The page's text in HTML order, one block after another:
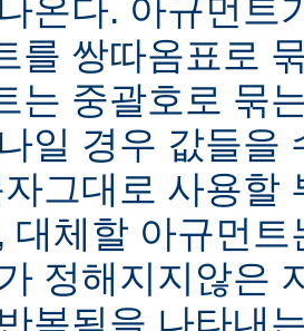
온다. 아규먼트
를 쌍따옴표로
는 중괄호로 묶
일 경우 값들을
그대로 사용할
대체할 아규먼
정해지지않은
복됨을 나타내